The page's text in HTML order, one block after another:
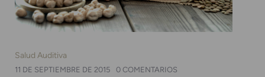
Salud Auditiva
11 DE SEPTIEMBRE DE 2015
0 COMENTARIOS